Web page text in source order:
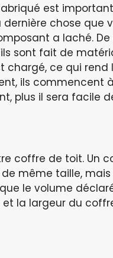
est
chose que
a laché.
sont fait de
chargé, ce qui
ils commencent
plus il sera facile
coffre de toit. Un
même taille,
le volume
et la largeur du